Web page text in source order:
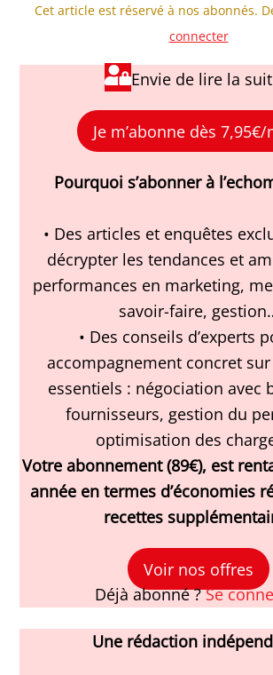
Cet article est réservé à nos abonnés.
connecter
Envie de lire la
Je m’abonne dès
Pourquoi s’abonner à
• Des articles et enquêtes
décrypter les tendances et
performances en marketing,
savoir-faire,
• Des conseils d’experts
accompagnement concret
essentiels : négociation avec
fournisseurs, gestion du
optimisation des
Votre abonnement (89€), est
année en termes d’économies
recettes
Voir nos offres
Déjà abonné ?Se
Une rédaction